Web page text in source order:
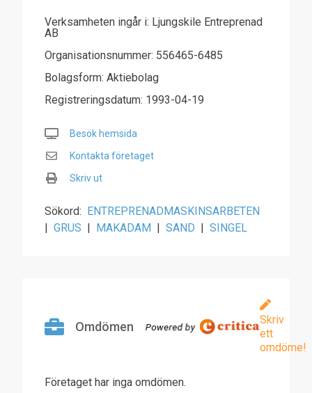
Verksamheten ingår i: Ljungskile Entreprenad
AB
Organisationsnummer: 556465-6485
Bolagsform: Aktiebolag
Registreringsdatum: 1993-04-19
Besök hemsida
Kontakta företaget
Skriv ut
Sökord: ENTREPRENADMASKINSARBETEN
| GRUS | MAKADAM | SAND | SINGEL
Omdömen
Skriv
ett
omdöme!
Företaget har inga omdömen.